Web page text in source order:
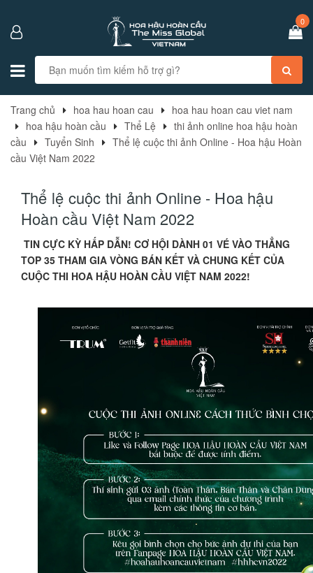
0
Trang chủ hoa hau hoan cau
hoa hau hoan cau viet nam
hoa hậu hoàn cầu
Thể Lệ
thi ảnh online hoa hậu hoàn
cầu
Tuyển Sinh
Thể lệ cuộc thi ảnh Online - Hoa hậu Hoàn
cầu Việt Nam 2022
Thể lệ cuộc thi ảnh Online - Hoa hậu
Hoàn cầu Việt Nam 2022
TIN CỰC KỲ HẤP DẪN! CƠ HỘI DÀNH 01 VÉ VÀO THẲNG
TOP 35 THAM GIA VÒNG BÁN KẾT VÀ CHUNG KẾT CỦA
CUỘC THI HOA HẬU HOÀN CẦU VIỆT NAM 2022!